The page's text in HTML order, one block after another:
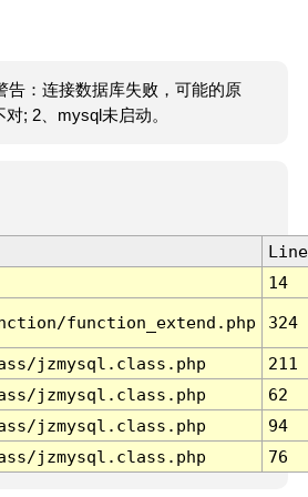
告：连接数据库失败，可能的原
; 2、mysql未启动。
Line
14
function_extend.php 324
jzmysql.class.php
211
jzmysql.class.php
62
jzmysql.class.php
94
jzmysql.class.php 76